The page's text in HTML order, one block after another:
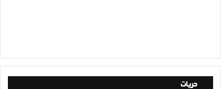
حريات